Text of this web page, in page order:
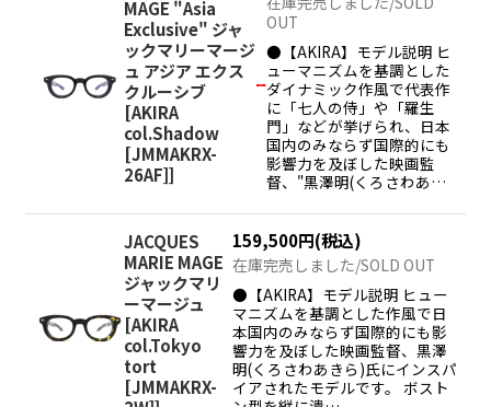
MAGE "Asia
Exclusive" ジャ
ックマリーマージ
ュ アジア エクス
クルーシブ
[AKIRA
col.Shadow
[JMMAKRX-
26AF]]
OUT
●【AKIRA】モデル説明 ヒ
ューマニズムを基調とした
ダイナミック作風で代表作
に「七人の侍」や「羅生
門」などが挙げられ、日本
国内のみならず国際的にも
影響力を及ぼした映画監
督、"黒澤明(くろさわあ…
JACQUES
MARIE MAGE
ジャックマリ
ーマージュ
[AKIRA
col.Tokyo
tort
[JMMAKRX-
159,500円(税込)
在庫完売しました/SOLD OUT
●【AKIRA】モデル説明 ヒュー
マニズムを基調とした作風で日
本国内のみならず国際的にも影
響力を及ぼした映画監督、黒澤
明(くろさわあきら)氏にインスパ
イアされたモデルです。 ボスト